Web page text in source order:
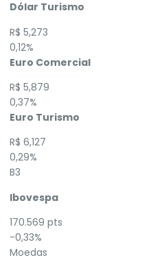
Dólar Turismo
R$ 5,273
0,12%
Euro Comercial
R$ 5,879
0,37%
Euro Turismo
R$ 6,127
0,29%
B3
Ibovespa
170.569 pts
-0,33%
Moedas